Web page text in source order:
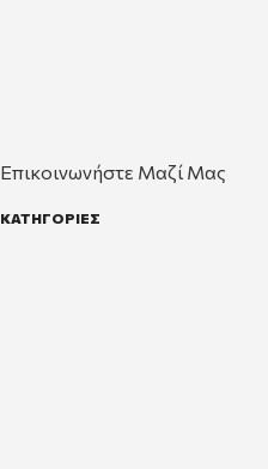
Επικοινωνήστε Μαζί Μας
ΚΑΤΗΓΟΡΙΕΣ